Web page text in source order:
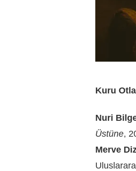
Kuru
Nuri
Üstüne,
Merve